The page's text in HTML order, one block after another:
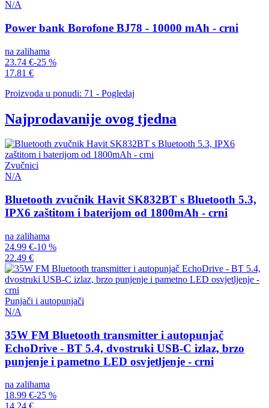
N/A
Power bank Borofone BJ78 - 10000 mAh - crni
na zalihama
23.74 €-25 %
17.81 €
Proizvoda u ponudi: 71 - Pogledaj
Najprodavanije ovog tjedna
Zvučnici
N/A
Bluetooth zvučnik Havit SK832BT s Bluetooth 5.3,
IPX6 zaštitom i baterijom od 1800mAh - crni
na zalihama
24.99 €-10 %
22.49 €
Punjači i autopunjači
N/A
35W FM Bluetooth transmitter i autopunjač
EchoDrive - BT 5.4, dvostruki USB-C izlaz, brzo
punjenje i pametno LED osvjetljenje - crni
na zalihama
18.99 €-25 %